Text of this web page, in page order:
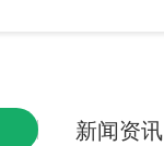
新闻资讯